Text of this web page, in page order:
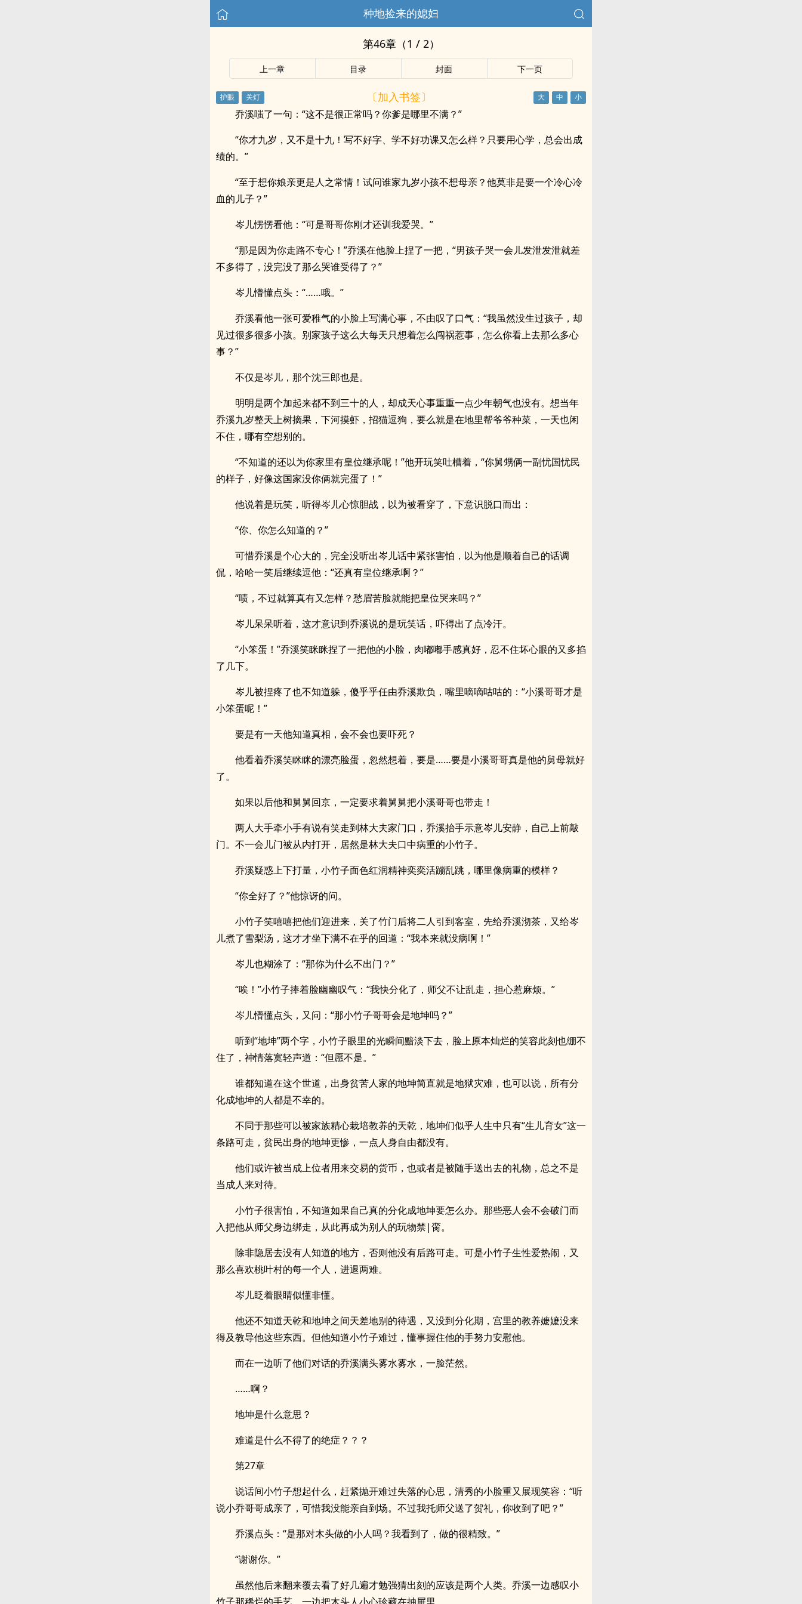
种地捡来的媳妇
第46章（1 / 2）
上一章 目录 封面 下一页
〔加入书签〕
乔溪嗤了一句：“这不是很正常吗？你爹是哪里不满？”
“你才九岁，又不是十九！写不好字、学不好功课又怎么样？只要用心学，总会出成
绩的。”
“至于想你娘亲更是人之常情！试问谁家九岁小孩不想母亲？他莫非是要一个冷心冷
血的儿子？”
岑儿愣愣看他：“可是哥哥你刚才还训我爱哭。”
“那是因为你走路不专心！”乔溪在他脸上捏了一把，“男孩子哭一会儿发泄发泄就差
不多得了，没完没了那么哭谁受得了？”
岑儿懵懂点头：“……哦。”
乔溪看他一张可爱稚气的小脸上写满心事，不由叹了口气：“我虽然没生过孩子，却
见过很多很多小孩。别家孩子这么大每天只想着怎么闯祸惹事，怎么你看上去那么多心
事？”
不仅是岑儿，那个沈三郎也是。
明明是两个加起来都不到三十的人，却成天心事重重一点少年朝气也没有。想当年
乔溪九岁整天上树摘果，下河摸虾，招猫逗狗，要么就是在地里帮爷爷种菜，一天也闲
不住，哪有空想别的。
“不知道的还以为你家里有皇位继承呢！”他开玩笑吐槽着，“你舅甥俩一副忧国忧民
的样子，好像这国家没你俩就完蛋了！”
他说着是玩笑，听得岑儿心惊胆战，以为被看穿了，下意识脱口而出：
“你、你怎么知道的？”
可惜乔溪是个心大的，完全没听出岑儿话中紧张害怕，以为他是顺着自己的话调
侃，哈哈一笑后继续逗他：“还真有皇位继承啊？”
“啧，不过就算真有又怎样？愁眉苦脸就能把皇位哭来吗？”
岑儿呆呆听着，这才意识到乔溪说的是玩笑话，吓得出了点冷汗。
“小笨蛋！”乔溪笑眯眯捏了一把他的小脸，肉嘟嘟手感真好，忍不住坏心眼的又多掐
了几下。
岑儿被捏疼了也不知道躲，傻乎乎任由乔溪欺负，嘴里嘀嘀咕咕的：“小溪哥哥才是
小笨蛋呢！”
要是有一天他知道真相，会不会也要吓死？
他看着乔溪笑眯眯的漂亮脸蛋，忽然想着，要是……要是小溪哥哥真是他的舅母就好
了。
如果以后他和舅舅回京，一定要求着舅舅把小溪哥哥也带走！
两人大手牵小手有说有笑走到林大夫家门口，乔溪抬手示意岑儿安静，自己上前敲
门。不一会儿门被从内打开，居然是林大夫口中病重的小竹子。
乔溪疑惑上下打量，小竹子面色红润精神奕奕活蹦乱跳，哪里像病重的模样？
“你全好了？”他惊讶的问。
小竹子笑嘻嘻把他们迎进来，关了竹门后将二人引到客室，先给乔溪沏茶，又给岑
儿煮了雪梨汤，这才才坐下满不在乎的回道：“我本来就没病啊！”
岑儿也糊涂了：“那你为什么不出门？”
“唉！”小竹子捧着脸幽幽叹气：“我快分化了，师父不让乱走，担心惹麻烦。”
岑儿懵懂点头，又问：“那小竹子哥哥会是地坤吗？”
听到“地坤”两个字，小竹子眼里的光瞬间黯淡下去，脸上原本灿烂的笑容此刻也绷不
住了，神情落寞轻声道：“但愿不是。”
谁都知道在这个世道，出身贫苦人家的地坤简直就是地狱灾难，也可以说，所有分
化成地坤的人都是不幸的。
不同于那些可以被家族精心栽培教养的天乾，地坤们似乎人生中只有“生儿育女”这一
条路可走，贫民出身的地坤更惨，一点人身自由都没有。
他们或许被当成上位者用来交易的货币，也或者是被随手送出去的礼物，总之不是
当成人来对待。
小竹子很害怕，不知道如果自己真的分化成地坤要怎么办。那些恶人会不会破门而
入把他从师父身边绑走，从此再成为别人的玩物禁|脔。
除非隐居去没有人知道的地方，否则他没有后路可走。可是小竹子生性爱热闹，又
那么喜欢桃叶村的每一个人，进退两难。
岑儿眨着眼睛似懂非懂。
他还不知道天乾和地坤之间天差地别的待遇，又没到分化期，宫里的教养嬷嬷没来
得及教导他这些东西。但他知道小竹子难过，懂事握住他的手努力安慰他。
而在一边听了他们对话的乔溪满头雾水雾水，一脸茫然。
……啊？
地坤是什么意思？
难道是什么不得了的绝症？？？
第27章
说话间小竹子想起什么，赶紧抛开难过失落的心思，清秀的小脸重又展现笑容：“听
说小乔哥哥成亲了，可惜我没能亲自到场。不过我托师父送了贺礼，你收到了吧？”
乔溪点头：“是那对木头做的小人吗？我看到了，做的很精致。”
“谢谢你。”
虽然他后来翻来覆去看了好几遍才勉强猜出刻的应该是两个人类。乔溪一边感叹小